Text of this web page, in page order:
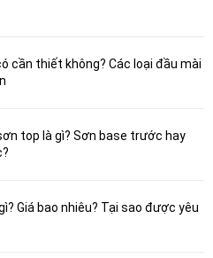
cần thiết không? Các loại đầu mài
top là gì? Sơn base trước hay
Giá bao nhiêu? Tại sao được yêu